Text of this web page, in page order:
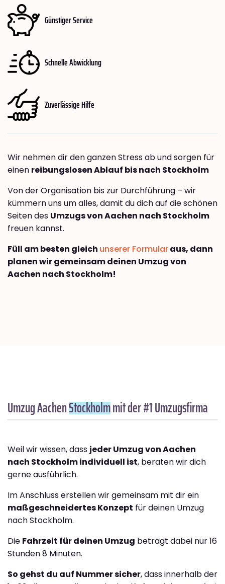
Günstiger Service
Schnelle Abwicklung
Zuverlässige Hilfe
Wir nehmen dir den ganzen Stress ab und sorgen für
einen reibungslosen Ablauf bis nach Stockholm
Von der Organisation bis zur Durchführung – wir
kümmern uns um alles, damit du dich auf die schönen
Seiten des Umzugs von Aachen nach Stockholm
freuen kannst.
Füll am besten gleich unserer Formularaus, dann
planen wir gemeinsam deinen Umzug von
Aachen nach Stockholm!
Umzug AachenStockholmmit der #1 Umzugsfirma
Weil wir wissen, dass jeder Umzug von Aachen
nach Stockholm individuell ist, beraten wir dich
gerne ausführlich.
Im Anschluss erstellen wir gemeinsam mit dir ein
maßgeschneidertes Konzept für deinen Umzug
nach Stockholm.
Die Fahrzeit für deinen Umzug beträgt dabei nur 16
Stunden 8 Minuten.
So gehst du auf Nummer sicher, dass innerhalb der